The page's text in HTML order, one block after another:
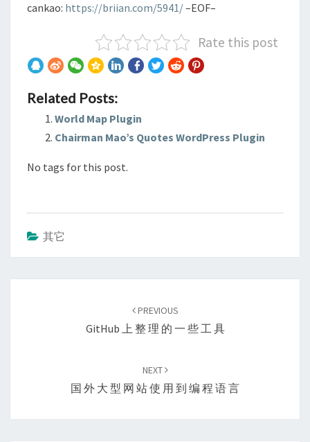
cankao: https://briian.com/5941/–EOF–
Rate this post
Related Posts:
World Map Plugin
Chairman Mao’s Quotes WordPress Plugin
No tags for this post.
其它
PREVIOUS
GitHub 上 整 理 的 一 些 工 具
NEXT
国 外 大 型 网 站 使 用 到 编 程 语 言